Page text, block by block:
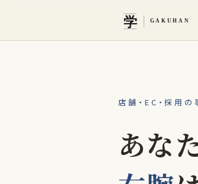
店舗・EC・採用
あな